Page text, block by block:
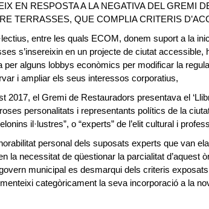
EN RESPOSTA A LA NEGATIVA DEL GREMI
TERRASSES, QUE COMPLIA CRITERIS
entre les quals ECOM, donem suport a la
s’insereixin en un projecte de ciutat accessible,
per alguns lobbys econòmics per modificar la
i ampliar els seus interessos corporatius,
2017, el Gremi de Restauradors presentava el
personalitats i representants polítics de la
il·lustres”, o “experts” de l’elit cultural i
personal dels suposats experts que van
la necessitat de qüestionar la parcialitat d’aquest
municipal es desmarqui dels criteris
categòricament la seva incorporació a la